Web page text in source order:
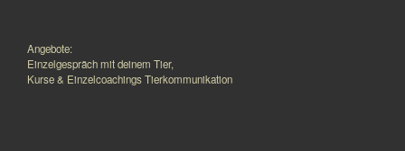
Angebote:
Einzelgespräch mit deinem Tier,
Kurse & Einzelcoachings Tierkommunikation